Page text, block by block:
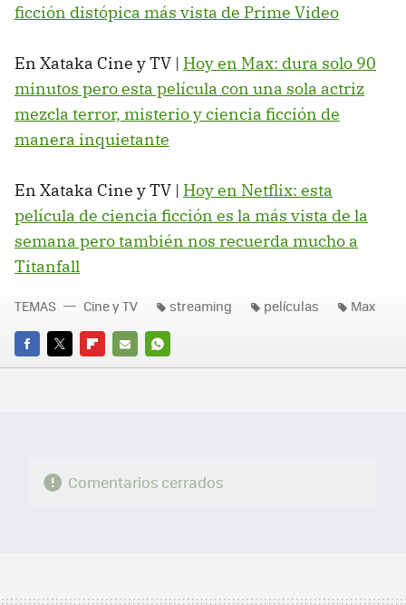
ficción distópica más vista de Prime Video
En Xataka Cine y TV | Hoy en Max: dura solo 90
minutos pero esta película con una sola actriz
mezcla terror, misterio y ciencia ficción de
manera inquietante
En Xataka Cine y TV | Hoy en Netflix: esta
película de ciencia ficción es la más vista de la
semana pero también nos recuerda mucho a
Titanfall
FACEBOOK
TWITTERFLIPBOARD
E-
WHATSAPP
TEMAS Cine y TV streaming películas Max
Comentarios cerrados